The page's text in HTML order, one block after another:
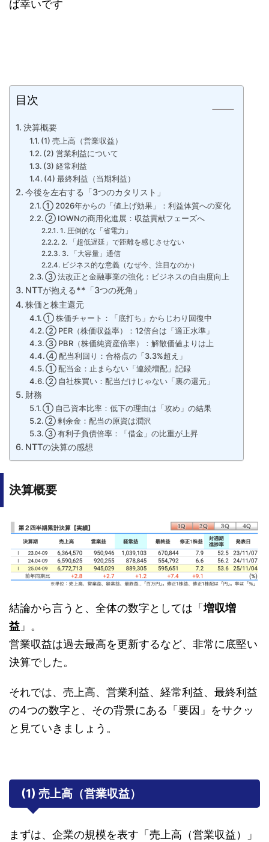
ば幸いです
目次
決算概要
(1) 売上高（営業収益）
(2) 営業利益について
(3) 経常利益
(4) 最終利益（当期利益）
今後を左右する「3つのカタリスト」
① 2026年からの「値上げ効果」：利益体質への変化
② IOWNの商用化進展：収益貢献フェーズへ
1. 圧倒的な「省電力」
2. 「超低遅延」で距離を感じさせない
3. 「大容量」通信
ビジネス的な意義（なぜ今、注目なのか）
③ 法改正と金融事業の強化：ビジネスの自由度向上
NTTが抱える**「3つの死角」
株価と株主還元
① 株価チャート：「底打ち」からじわり回復中
② PER（株価収益率）：12倍台は「適正水準」
③ PBR（株価純資産倍率）：解散価値よりは上
④ 配当利回り：合格点の「3.3%超え」
① 配当金：止まらない「連続増配」記録
② 自社株買い：配当だけじゃない「裏の還元」
財務
① 自己資本比率：低下の理由は「攻め」の結果
② 剰余金：配当の原資は潤沢
③ 有利子負債倍率：「借金」の比重が上昇
NTTの決算の感想
決算概要
結論から言うと、全体の数字としては「増収増
益 」。
営業収益は過去最高を更新するなど、非常に底堅い
決算でした。
それでは、売上高、営業利益、経常利益、最終利益
の4つの数字と、その背景にある「要因」をサクッ
と見ていきましょう。
(1) 売上高（営業収益）
まずは、企業の規模を表す「売上高（営業収益）」